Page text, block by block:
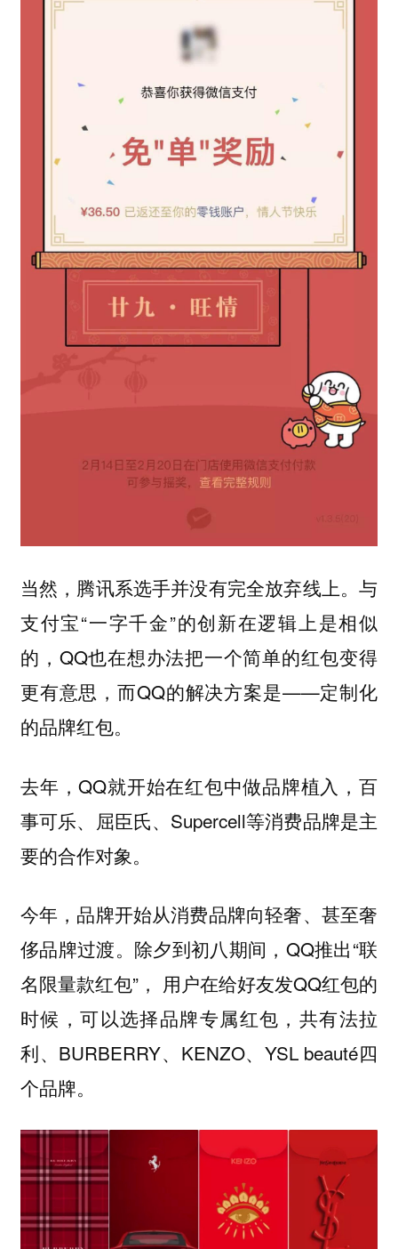
当然，腾讯系选手并没有完全放弃线上。与
支付宝“一字千金”的创新在逻辑上是相似
的，QQ也在想办法把一个简单的红包变得
更有意思，而QQ的解决方案是——定制化
的品牌红包。
去年，QQ就开始在红包中做品牌植入，百
事可乐、屈臣氏、Supercell等消费品牌是主
要的合作对象。
今年，品牌开始从消费品牌向轻奢、甚至奢
侈品牌过渡。除夕到初八期间，QQ推出“联
名限量款红包”， 用户在给好友发QQ红包的
时候，可以选择品牌专属红包，共有法拉
利、BURBERRY、KENZO、YSL beauté四
个品牌。